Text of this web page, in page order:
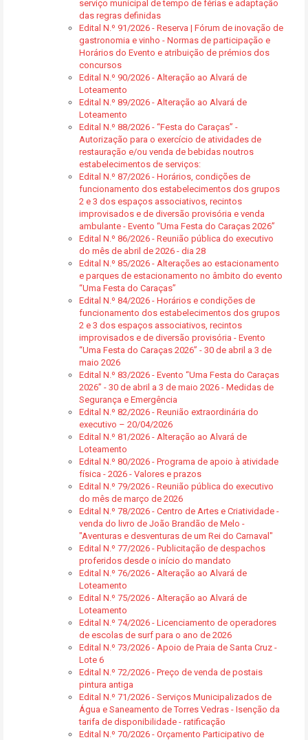
serviço municipal de tempo de férias e adaptação
das regras definidas
Edital N.º 91/2026 - Reserva | Fórum de inovação de
gastronomia e vinho - Normas de participação e
Horários do Evento e atribuição de prémios dos
concursos
Edital N.º 90/2026 - Alteração ao Alvará de
Loteamento
Edital N.º 89/2026 - Alteração ao Alvará de
Loteamento
Edital N.º 88/2026 - “Festa do Caraças” -
Autorização para o exercício de atividades de
restauração e/ou venda de bebidas noutros
estabelecimentos de serviços:
Edital N.º 87/2026 - Horários, condições de
funcionamento dos estabelecimentos dos grupos
2 e 3 dos espaços associativos, recintos
improvisados e de diversão provisória e venda
ambulante - Evento “Uma Festa do Caraças 2026”
Edital N.º 86/2026 - Reunião pública do executivo
do mês de abril de 2026 - dia 28
Edital N.º 85/2026 - Alterações ao estacionamento
e parques de estacionamento no âmbito do evento
“Uma Festa do Caraças”
Edital N.º 84/2026 - Horários e condições de
funcionamento dos estabelecimentos dos grupos
2 e 3 dos espaços associativos, recintos
improvisados e de diversão provisória - Evento
“Uma Festa do Caraças 2026” - 30 de abril a 3 de
maio 2026
Edital N.º 83/2026 - Evento “Uma Festa do Caraças
2026” - 30 de abril a 3 de maio 2026 - Medidas de
Segurança e Emergência
Edital N.º 82/2026 - Reunião extraordinária do
executivo – 20/04/2026
Edital N.º 81/2026 - Alteração ao Alvará de
Loteamento
Edital N.º 80/2026 - Programa de apoio à atividade
física - 2026 - Valores e prazos
Edital N.º 79/2026 - Reunião pública do executivo
do mês de março de 2026
Edital N.º 78/2026 - Centro de Artes e Criatividade -
venda do livro de João Brandão de Melo -
"Aventuras e desventuras de um Rei do Carnaval"
Edital N.º 77/2026 - Publicitação de despachos
proferidos desde o início do mandato
Edital N.º 76/2026 - Alteração ao Alvará de
Loteamento
Edital N.º 75/2026 - Alteração ao Alvará de
Loteamento
Edital N.º 74/2026 - Licenciamento de operadores
de escolas de surf para o ano de 2026
Edital N.º 73/2026 - Apoio de Praia de Santa Cruz -
Lote 6
Edital N.º 72/2026 - Preço de venda de postais
pintura antiga
Edital N.º 71/2026 - Serviços Municipalizados de
Água e Saneamento de Torres Vedras - Isenção da
tarifa de disponibilidade - ratificação
Edital N.º 70/2026 - Orçamento Participativo de